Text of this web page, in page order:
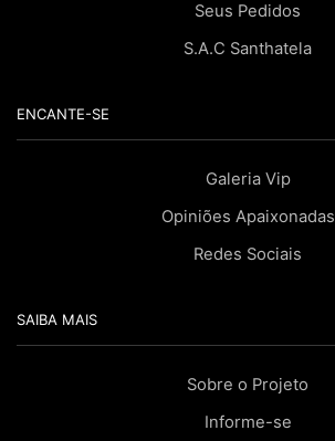
Seus Pedidos
S.A.C Santhatela
ENCANTE-SE
Galeria Vip
Opiniões Apaixonadas
Redes Sociais
SAIBA MAIS
Sobre o Projeto
Informe-se